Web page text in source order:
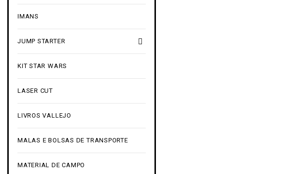
IMANS

JUMP STARTER
KIT STAR WARS
LASER CUT
LIVROS VALLEJO
MALAS E BOLSAS DE TRANSPORTE
MATERIAL DE CAMPO